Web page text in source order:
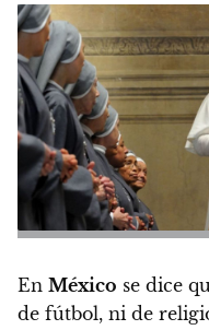
En México se dice
de fútbol, ni de